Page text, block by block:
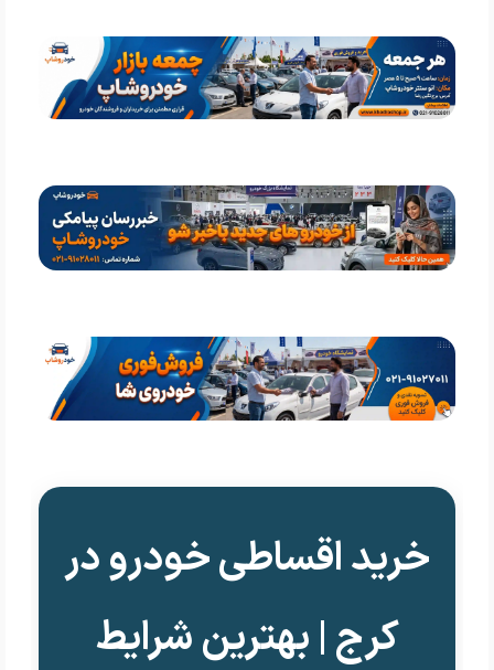
خرید اقساطی خودرو در
کرج | بهترین شرایط